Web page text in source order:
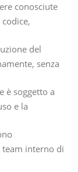
conosciute
del
senza
è soggetto a
e la
interno di